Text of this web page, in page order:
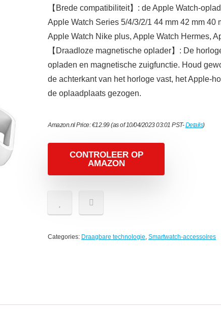
【Brede compatibiliteit】: de Apple Watch-
Apple Watch Series 5/4/3/2/1 44 mm 42 mm 40
Apple Watch Nike plus, Apple Watch Hermes,
【Draadloze magnetische oplader】: De
opladen en magnetische zuigfunctie. Houd
de achterkant van het horloge vast, het Apple-
de oplaadplaats gezogen.
Amazon.nl Price:€12.99(as of 10/04/2023 03:01 PST-Details)
CONTROLEER OP
AMAZON
Categories: Draagbare technologie, Smartwatch-accessoires